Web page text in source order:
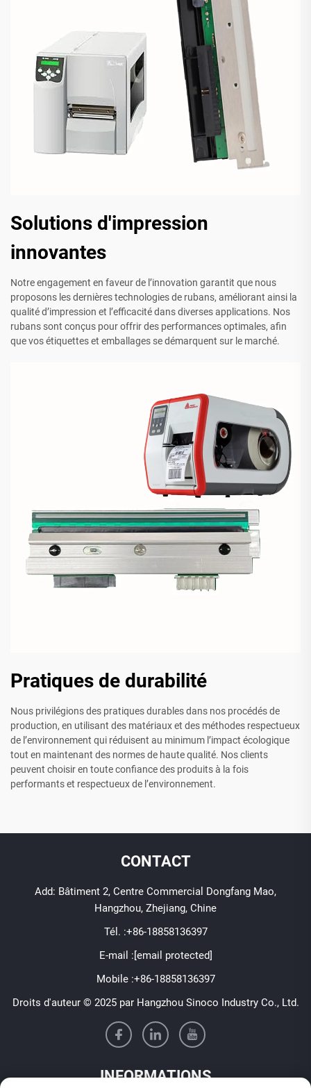
Solutions d'impression
innovantes
Notre engagement en faveur de l’innovation garantit que nous
proposons les dernières technologies de rubans, améliorant ainsi la
qualité d’impression et l’efficacité dans diverses applications. Nos
rubans sont conçus pour offrir des performances optimales, afin
que vos étiquettes et emballages se démarquent sur le marché.
Pratiques de durabilité
Nous privilégions des pratiques durables dans nos procédés de
production, en utilisant des matériaux et des méthodes respectueux
de l’environnement qui réduisent au minimum l’impact écologique
tout en maintenant des normes de haute qualité. Nos clients
peuvent choisir en toute confiance des produits à la fois
performants et respectueux de l’environnement.
CONTACT
Add: Bâtiment 2, Centre Commercial Dongfang Mao,
Hangzhou, Zhejiang, Chine
Tél. :+86-18858136397
E-mail :[email protected]
Mobile :+86-18858136397
Droits d'auteur © 2025 par Hangzhou Sinoco Industry Co., Ltd.
INFORMATIONS